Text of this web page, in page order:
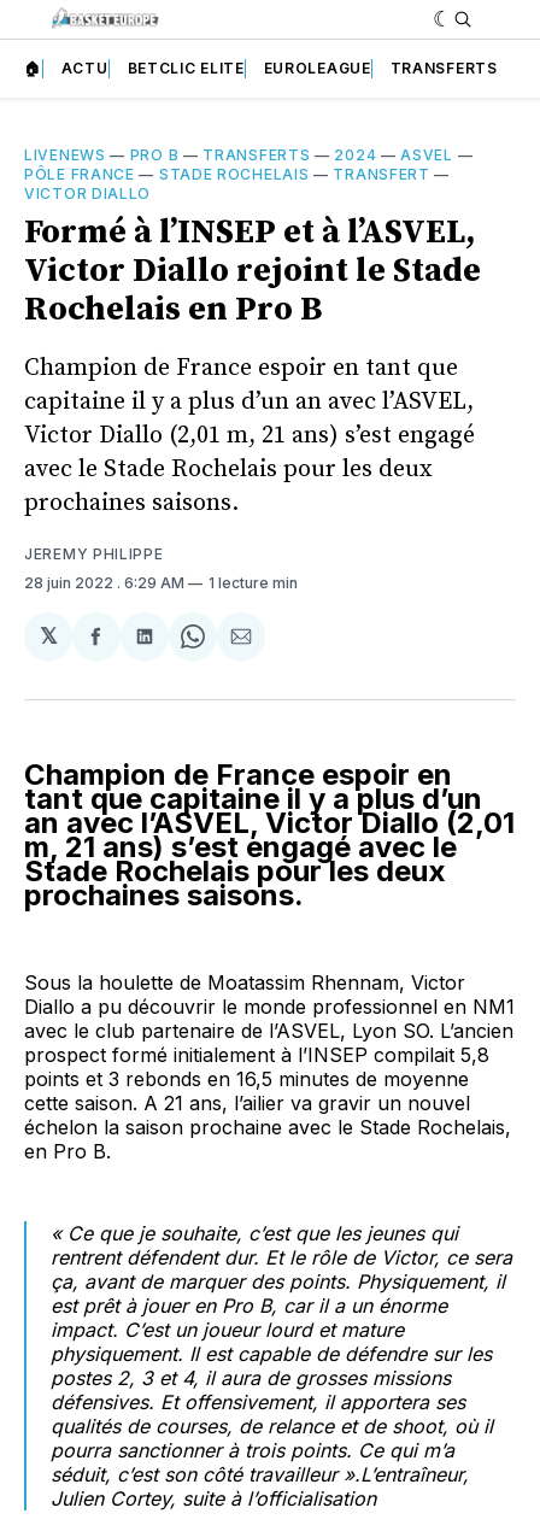
🏠 ACTU BETCLIC ELITE EUROLEAGUE TRANSFERTS
LIVENEWS — PRO B — TRANSFERTS — 2024 —ASVEL —
PÔLE FRANCE — STADE ROCHELAIS — TRANSFERT —
VICTOR DIALLO
Formé à l’INSEP et à l’ASVEL,
Victor Diallo rejoint le Stade
Rochelais en Pro B
Champion de France espoir en tant que
capitaine il y a plus d’un an avec l’ASVEL,
Victor Diallo (2,01 m, 21 ans) s’est engagé
avec le Stade Rochelais pour les deux
prochaines saisons.
JEREMY PHILIPPE
28 juin 2022 . 6:29 AM 1 lecture min
𝕏
Partager
Facebook
Partager
LinkedIn
Share
WhatsApp
Partager
Courriel
Champion de France espoir en
tant que capitaine il y a plus d’un
an avec l’ASVEL, Victor Diallo (2,01
m, 21 ans) s’est engagé avec le
Stade Rochelais pour les deux
prochaines saisons.
Sous la houlette de Moatassim Rhennam, Victor
Diallo a pu découvrir le monde professionnel en NM1
avec le club partenaire de l’ASVEL, Lyon SO. L’ancien
prospect formé initialement à l’INSEP compilait 5,8
points et 3 rebonds en 16,5 minutes de moyenne
cette saison. A 21 ans, l’ailier va gravir un nouvel
échelon la saison prochaine avec le Stade Rochelais,
en Pro B.
« Ce que je souhaite, c’est que les jeunes qui
rentrent défendent dur. Et le rôle de Victor, ce sera
ça, avant de marquer des points. Physiquement, il
est prêt à jouer en Pro B, car il a un énorme
impact. C’est un joueur lourd et mature
physiquement. Il est capable de défendre sur les
postes 2, 3 et 4, il aura de grosses missions
défensives. Et offensivement, il apportera ses
qualités de courses, de relance et de shoot, où il
pourra sanctionner à trois points. Ce qui m’a
séduit, c’est son côté travailleur ».L’entraîneur,
Julien Cortey, suite à l’officialisation